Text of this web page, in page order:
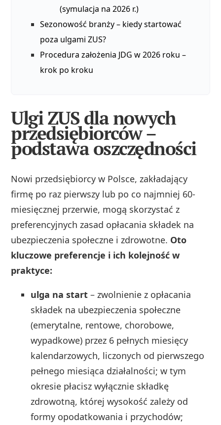
(symulacja na 2026 r.)
Sezonowość branży – kiedy startować
poza ulgami ZUS?
Procedura założenia JDG w 2026 roku –
krok po kroku
Ulgi ZUS dla nowych
przedsiębiorców –
podstawa oszczędności
Nowi przedsiębiorcy w Polsce, zakładający
firmę po raz pierwszy lub po co najmniej 60-
miesięcznej przerwie, mogą skorzystać z
preferencyjnych zasad opłacania składek na
ubezpieczenia społeczne i zdrowotne. Oto
kluczowe preferencje i ich kolejność w
praktyce:
ulga na start – zwolnienie z opłacania
składek na ubezpieczenia społeczne
(emerytalne, rentowe, chorobowe,
wypadkowe) przez 6 pełnych miesięcy
kalendarzowych, liczonych od pierwszego
pełnego miesiąca działalności; w tym
okresie płacisz wyłącznie składkę
zdrowotną, której wysokość zależy od
formy opodatkowania i przychodów;